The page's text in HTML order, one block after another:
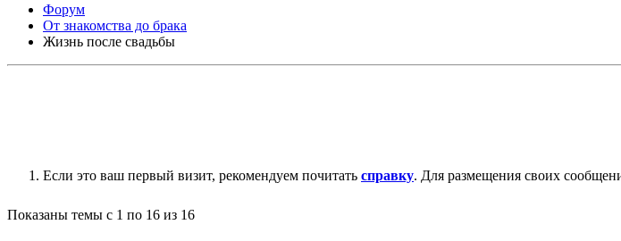
Форум
От знакомства до брака
Жизнь после свадьбы
Если это ваш первый визит, рекомендуем почитать справку. Для размещения своих
Показаны темы с 1 по 16 из 16